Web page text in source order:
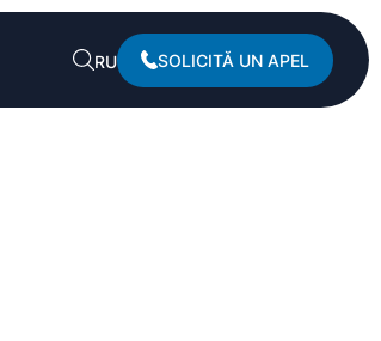
RU SOLICITĂ UN APEL